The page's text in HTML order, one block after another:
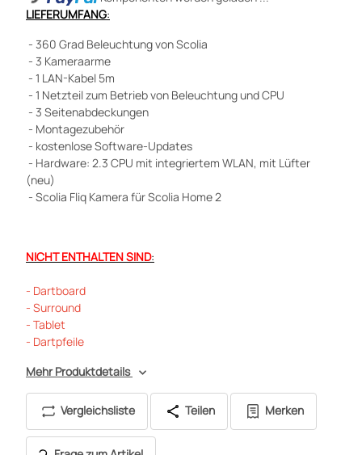
LIEFERUMFANG:
- 360 Grad Beleuchtung von Scolia
- 3 Kameraarme
- 1 LAN-Kabel 5m
- 1 Netzteil zum Betrieb von Beleuchtung und CPU
- 3 Seitenabdeckungen
- Montagezubehör
- kostenlose Software-Updates
- Hardware: 2.3 CPU mit integriertem WLAN, mit Lüfter
(neu)
- Scolia Fliq Kamera für Scolia Home 2
NICHT ENTHALTEN SIND:
- Dartboard
- Surround
- Tablet
- Dartpfeile
Mehr Produktdetails
Vergleichsliste Teilen Merken